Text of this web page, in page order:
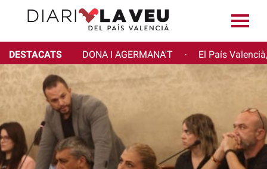
DESTACATS DONA I AGERMANA'T · El País